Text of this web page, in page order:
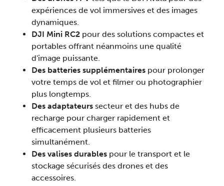
expériences de vol immersives et des images
dynamiques.
DJI Mini RC2 pour des solutions compactes et
portables offrant néanmoins une qualité
d'image puissante.
Des batteries supplémentaires pour prolonger
votre temps de vol et filmer ou photographier
plus longtemps.
Des adaptateurs secteur et des hubs de
recharge pour charger rapidement et
efficacement plusieurs batteries
simultanément.
Des valises durables pour le transport et le
stockage sécurisés des drones et des
accessoires.